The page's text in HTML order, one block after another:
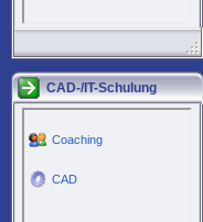
CAD-/IT-Schulung